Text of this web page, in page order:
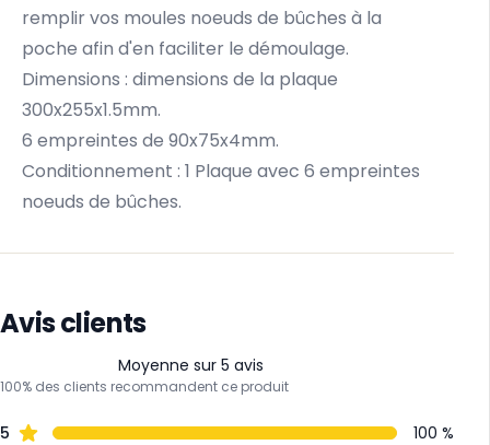
remplir vos moules noeuds de bûches à la
poche afin d'en faciliter le démoulage.
Dimensions : dimensions de la plaque
300x255x1.5mm.
6 empreintes de 90x75x4mm.
Conditionnement : 1 Plaque avec 6 empreintes
noeuds de bûches.
Avis clients
Moyenne sur 5 avis
100% des clients recommandent ce produit
5
100 %